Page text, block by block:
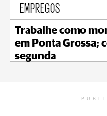
EMPREGOS
Trabalhe como
em Ponta Grossa;
segunda